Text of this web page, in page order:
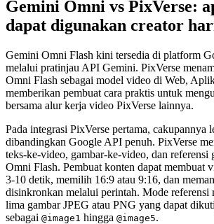
Gemini Omni vs PixVerse:
dapat digunakan creator
Gemini Omni Flash kini tersedia di platform
melalui pratinjau API Gemini. PixVerse
Omni Flash sebagai model video di Web,
memberikan pembuat cara praktis untuk
bersama alur kerja video PixVerse lainnya.
Pada integrasi PixVerse pertama, cakupannya
dibandingkan Google API penuh. PixVerse
teks-ke-video, gambar-ke-video, dan referensi
Omni Flash. Pembuat konten dapat membuat
3-10 detik, memilih 16:9 atau 9:16, dan
disinkronkan melalui perintah. Mode referensi
lima gambar JPEG atau PNG yang dapat
sebagai @image1 hingga @image5.